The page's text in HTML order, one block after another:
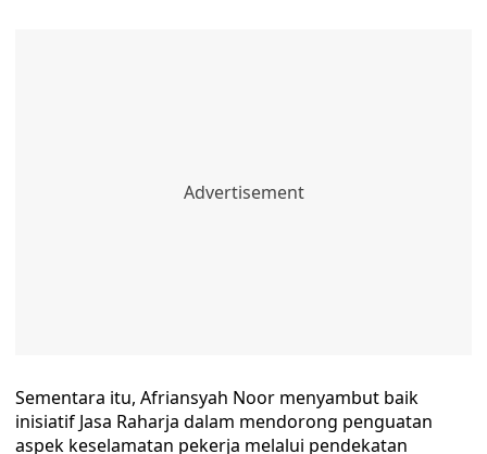
Sementara itu, Afriansyah Noor menyambut baik
inisiatif Jasa Raharja dalam mendorong penguatan
aspek keselamatan pekerja melalui pendekatan